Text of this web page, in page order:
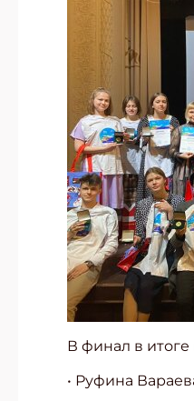
В финал в
• Руфина